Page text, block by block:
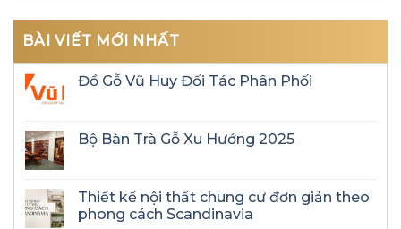
BÀI VIẾT MỚI NHẤT
Đồ Gỗ Vũ Huy Đối Tác Phân Phối
Bộ Bàn Trà Gỗ Xu Hướng 2025
Thiết kế nội thất chung cư đơn giản theo
phong cách Scandinavia